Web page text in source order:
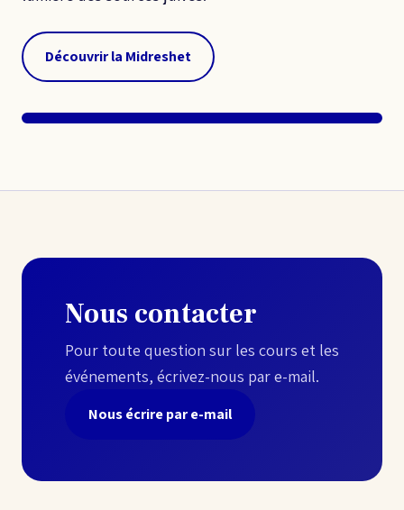
Découvrir la Midreshet
Nous contacter
Pour toute question sur les cours et les
événements, écrivez-nous par e-mail.
Nous écrire par e-mail